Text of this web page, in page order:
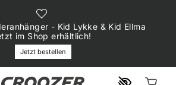
- Kid Lykke & Kid Ellma
im Shop erhältlich!
Jetzt bestellen